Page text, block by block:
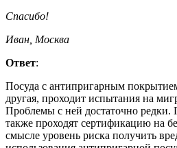
Спасибо!
Иван, Москва
Ответ:
Посуда с антипригарным
другая, проходит испытания на
Проблемы с ней достаточно редки.
также проходят сертификацию на
смысле уровень риска получить